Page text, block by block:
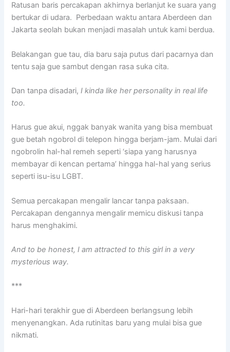
Ratusan baris percakapan akhirnya berlanjut ke suara yang
bertukar di udara. Perbedaan waktu antara Aberdeen dan
Jakarta seolah bukan menjadi masalah untuk kami berdua.
Belakangan gue tau, dia baru saja putus dari pacarnya dan
tentu saja gue sambut dengan rasa suka cita.
Dan tanpa disadari,I kinda like her personality in real life
too.
Harus gue akui, nggak banyak wanita yang bisa membuat
gue betah ngobrol di telepon hingga berjam-jam. Mulai dari
ngobrolin hal-hal remeh seperti ‘siapa yang harusnya
membayar di kencan pertama’ hingga hal-hal yang serius
seperti isu-isu LGBT.
Semua percakapan mengalir lancar tanpa paksaan.
Percakapan dengannya mengalir memicu diskusi tanpa
harus menghakimi.
And to be honest, I am attracted to this girl in a very
mysterious way.
***
Hari-hari terakhir gue di Aberdeen berlangsung lebih
menyenangkan. Ada rutinitas baru yang mulai bisa gue
nikmati.